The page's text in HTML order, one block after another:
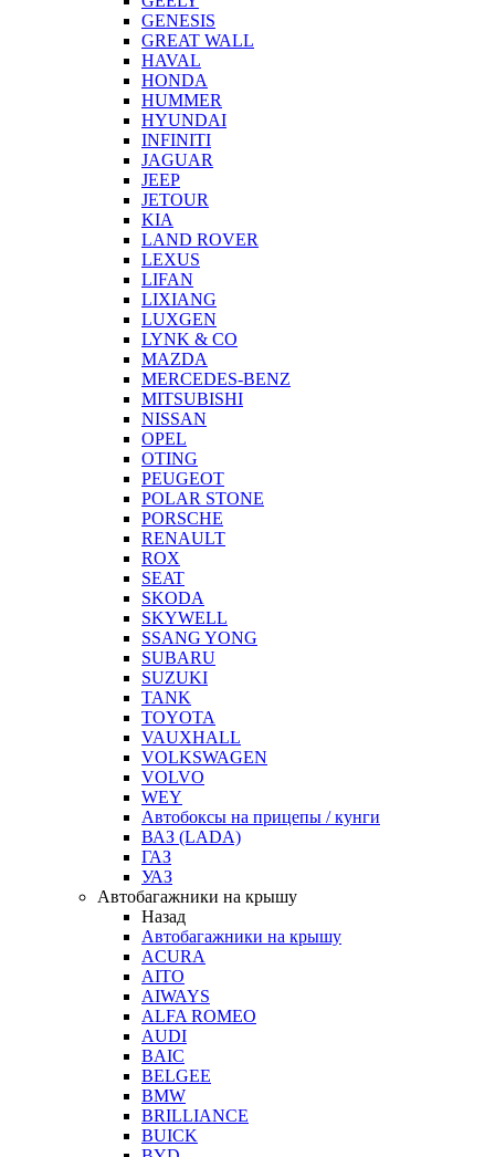
GENESIS
GREAT WALL
HAVAL
HONDA
HUMMER
HYUNDAI
INFINITI
JAGUAR
JEEP
JETOUR
KIA
LAND ROVER
LEXUS
LIFAN
LIXIANG
LUXGEN
LYNK & CO
MAZDA
MERCEDES-BENZ
MITSUBISHI
NISSAN
OPEL
OTING
PEUGEOT
POLAR STONE
PORSCHE
RENAULT
ROX
SEAT
SKODA
SKYWELL
SSANG YONG
SUBARU
SUZUKI
TANK
TOYOTA
VAUXHALL
VOLKSWAGEN
VOLVO
WEY
Автобоксы на прицепы / кунги
ВАЗ (LADA)
ГАЗ
УАЗ
Автобагажники на крышу
Назад
Автобагажники на крышу
ACURA
AITO
AIWAYS
ALFA ROMEO
AUDI
BAIC
BELGEE
BMW
BRILLIANCE
BUICK